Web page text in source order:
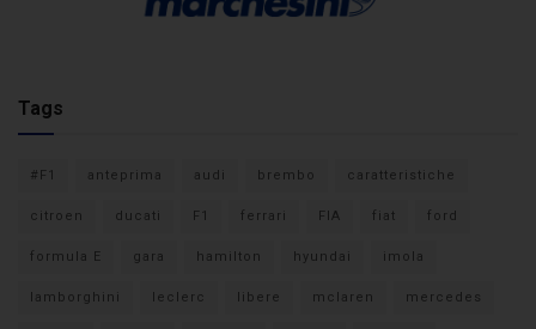
Tags
#F1 anteprima audi brembo caratteristiche
citroen ducati F1 ferrari FIA fiat ford
formula E gara hamilton hyundai imola
lamborghini leclerc libere mclaren mercedes